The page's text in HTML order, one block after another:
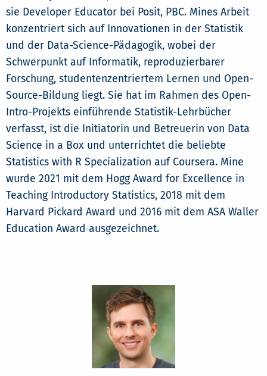
sie Developer Educator bei Posit, PBC. Mines Arbeit
konzentriert sich auf Innovationen in der Statistik
und der Data-Science-Pädagogik, wobei der
Schwerpunkt auf Informatik, reproduzierbarer
Forschung, studentenzentriertem Lernen und Open-
Source-Bildung liegt. Sie hat im Rahmen des Open-
Intro-Projekts einführende Statistik-Lehrbücher
verfasst, ist die Initiatorin und Betreuerin von Data
Science in a Box und unterrichtet die beliebte
Statistics with R Specialization auf Coursera. Mine
wurde 2021 mit dem Hogg Award for Excellence in
Teaching Introductory Statistics, 2018 mit dem
Harvard Pickard Award und 2016 mit dem ASA Waller
Education Award ausgezeichnet.